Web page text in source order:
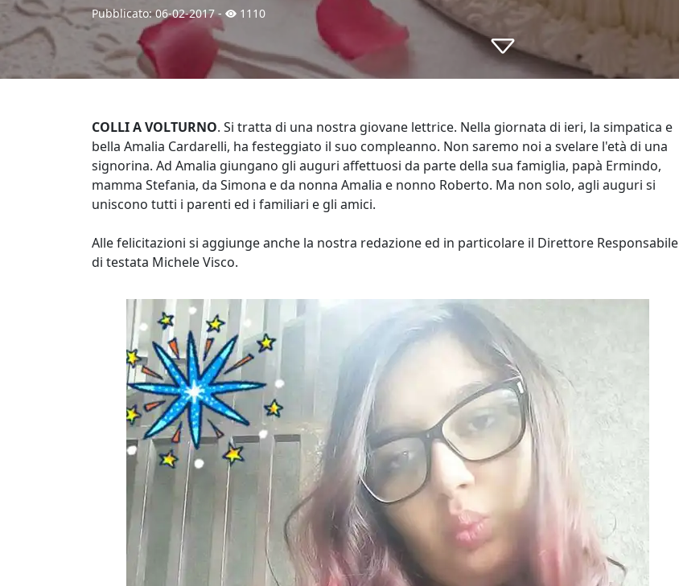
Pubblicato:06-02-2017- 1110
COLLI A VOLTURNO. Si tratta di una nostra giovane lettrice. Nella giornata di ieri, la simpatica e
bella Amalia Cardarelli, ha festeggiato il suo compleanno. Non saremo noi a svelare l'età di una
signorina. Ad Amalia giungano gli auguri affettuosi da parte della sua famiglia, papà Ermindo,
mamma Stefania, da Simona e da nonna Amalia e nonno Roberto. Ma non solo, agli auguri si
uniscono tutti i parenti ed i familiari e gli amici.
Alle felicitazioni si aggiunge anche la nostra redazione ed in particolare il Direttore Responsabile
di testata Michele Visco.